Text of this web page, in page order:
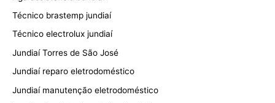
Técnico brastemp jundiaí
Técnico electrolux jundiaí
Jundiaí Torres de São José
Jundiaí reparo eletrodoméstico
Jundiaí manutenção eletrodoméstico